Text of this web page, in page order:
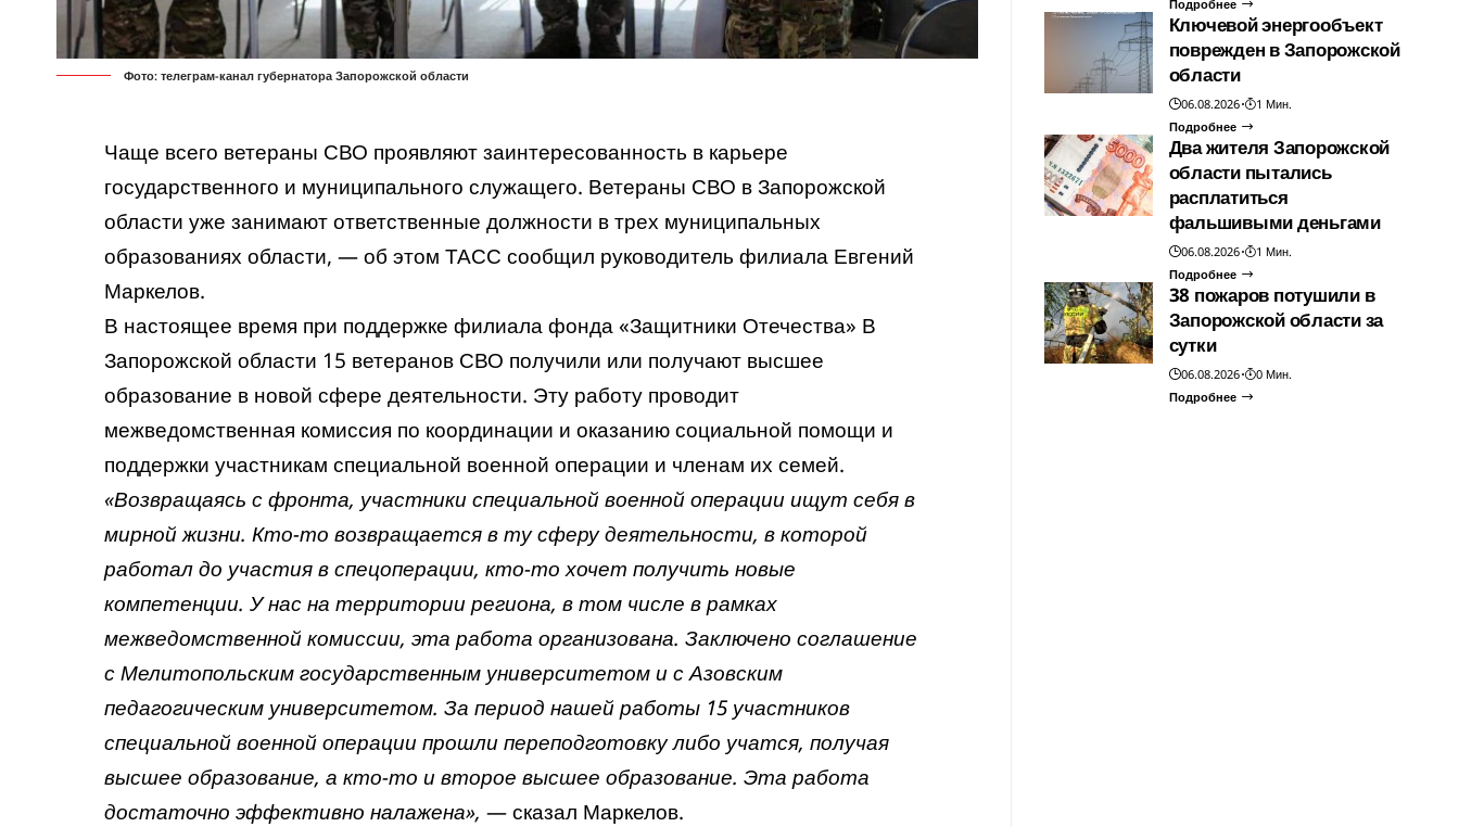
Фото: телеграм-канал губернатора Запорожской области
Чаще всего ветераны СВО проявляют заинтересованность в карьере
государственного и муниципального служащего. Ветераны СВО в Запорожской
области уже занимают ответственные должности в трех муниципальных
образованиях области, — об этом ТАССсообщил руководитель филиала Евгений
Маркелов.
В настоящее время при поддержке филиала фонда «Защитники Отечества» В
Запорожской области 15 ветеранов СВО получили или получают высшее
образование в новой сфере деятельности. Эту работу проводит
межведомственная комиссия по координации и оказанию социальной помощи и
поддержки участникам специальной военной операции и членам их семей.
«Возвращаясь с фронта, участники специальной военной операции ищут себя в
мирной жизни. Кто-то возвращается в ту сферу деятельности, в которой
работал до участия в спецоперации, кто-то хочет получить новые
компетенции. У нас на территории региона, в том числе в рамках
межведомственной комиссии, эта работа организована. Заключено соглашение
с Мелитопольским государственным университетом и с Азовским
педагогическим университетом. За период нашей работы 15 участников
специальной военной операции прошли переподготовку либо учатся, получая
высшее образование, а кто-то и второе высшее образование. Эта работа
достаточно эффективно налажена», — сказал Маркелов.
Подробнее
Ключевой энергообъект
поврежден в Запорожской
области
06.08.2026
1 Мин.
Подробнее
Два жителя Запорожской
области пытались
расплатиться
фальшивыми деньгами
06.08.2026
1 Мин.
Подробнее
38 пожаров потушили в
Запорожской области за
сутки
06.08.2026
0 Мин.
Подробнее